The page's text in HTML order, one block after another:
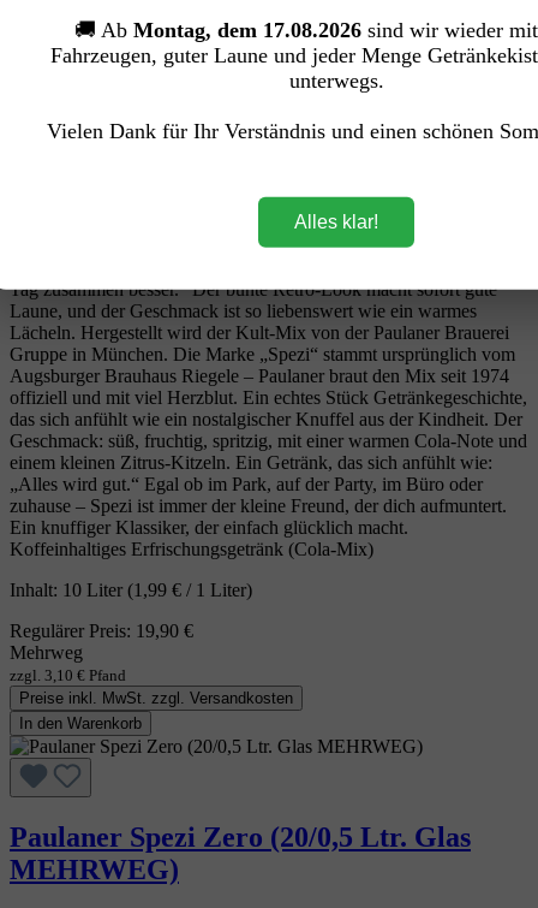
In den Warenkorb
Paulaner Spezi (20/0,5 Ltr. Glas
Paulaner Spezi – Der knuffige Cola‑Orange‑Kumpel für deinen
Feierabend Paulaner Spezi ist das Getränk, das dich anschaut wie
Tag zusammen besser.“ Der bunte Retro‑Look macht sofort gute
Laune, und der Geschmack ist so liebenswert wie ein warmes
Lächeln. Hergestellt wird der Kult‑Mix von der Paulaner Brauerei
Gruppe in München. Die Marke „Spezi“ stammt ursprünglich vom
Augsburger Brauhaus Riegele – Paulaner braut den Mix seit 1974
offiziell und mit viel Herzblut. Ein echtes Stück Getränkegeschichte,
das sich anfühlt wie ein nostalgischer Knuffel aus der Kindheit. Der
Geschmack: süß, fruchtig, spritzig, mit einer warmen Cola‑Note und
einem kleinen Zitrus‑Kitzeln. Ein Getränk, das sich anfühlt wie:
„Alles wird gut.“ Egal ob im Park, auf der Party, im Büro oder
zuhause – Spezi ist immer der kleine Freund, der dich aufmuntert.
Ein knuffiger Klassiker, der einfach glücklich macht.
Koffeinhaltiges Erfrischungsgetränk (Cola‑Mix)
Inhalt: 10 Liter (1,99 € / 1 Liter)
Regulärer Preis: 19,90 €
Mehrweg
zzgl. 3,10 € Pfand
Preise inkl. MwSt. zzgl. Versandkosten
In den Warenkorb
Paulaner Spezi Zero (20/0,5 Ltr. Glas
MEHRWEG)
🚚 Ab Montag, dem 17.08.2026 sind wir wieder
Fahrzeugen, guter Laune und jeder Menge
unterwegs.
Vielen Dank für Ihr Verständnis und einen schönen
Alles klar!